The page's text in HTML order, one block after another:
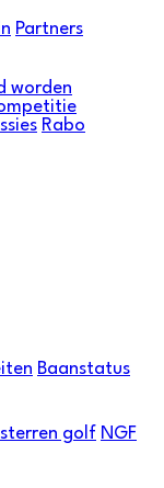
Partners
worden
Rabo
Baanstatus
golf NGF